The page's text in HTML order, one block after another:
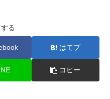
る
はてブ
コピー